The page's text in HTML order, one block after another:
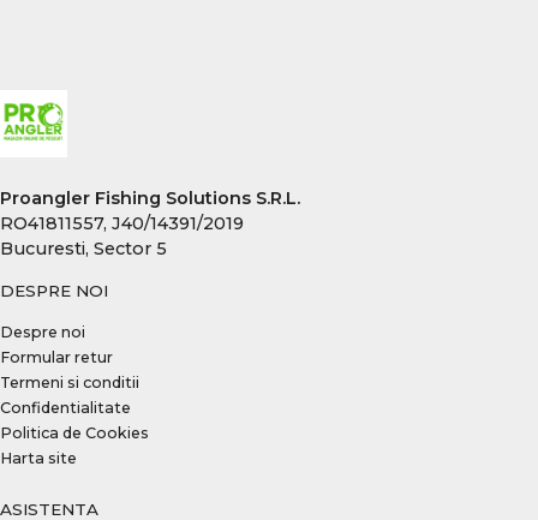
Proangler Fishing Solutions S.R.L.
RO41811557, J40/14391/2019
Bucuresti, Sector 5
DESPRE NOI
Despre noi
Formular retur
Termeni si conditii
Confidentialitate
Politica de Cookies
Harta site
ASISTENTA